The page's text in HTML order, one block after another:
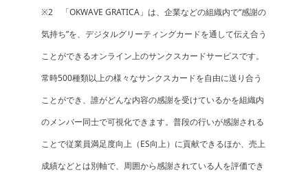
※2 「OKWAVE GRATICA」は、企業などの組織内で“感謝の
気持ち”を、デジタルグリーティングカードを通して伝え合う
ことができるオンライン上のサンクスカードサービスです。
常時500種類以上の様々なサンクスカードを自由に送り合う
ことができ、誰がどんな内容の感謝を受けているかを組織内
のメンバー同士で可視化できます。普段の行いが感謝される
ことで従業員満足度向上（ES向上）に貢献できるほか、売上
成績などとは別軸で、周囲から感謝されている人を評価でき